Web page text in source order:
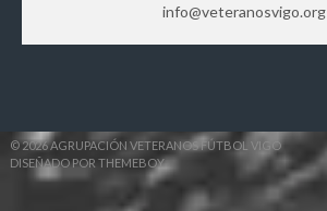
info@veteranosvigo.org
© 2026 AGRUPACIÓN VETERANOS FÚTBOL VIGO
DISEÑADO POR THEMEBOY